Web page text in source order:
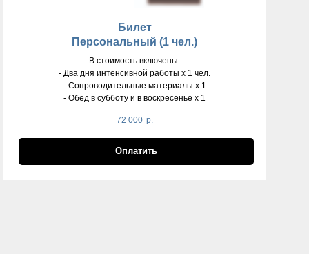
Билет
Персональный (1 чел.)
В стоимость включены:
- Два дня интенсивной работы x 1 чел.
- Сопроводительные материалы х 1
- Обед в субботу и в воскресенье х 1
72 000 р.
Оплатить